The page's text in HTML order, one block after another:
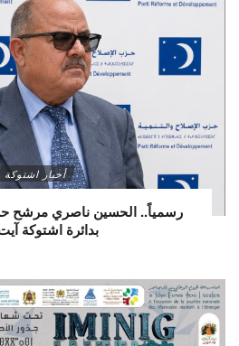
أخبار اشتوكة
رسمياً.. الحسين ناصري مرشح
بدائرة اشتوكة